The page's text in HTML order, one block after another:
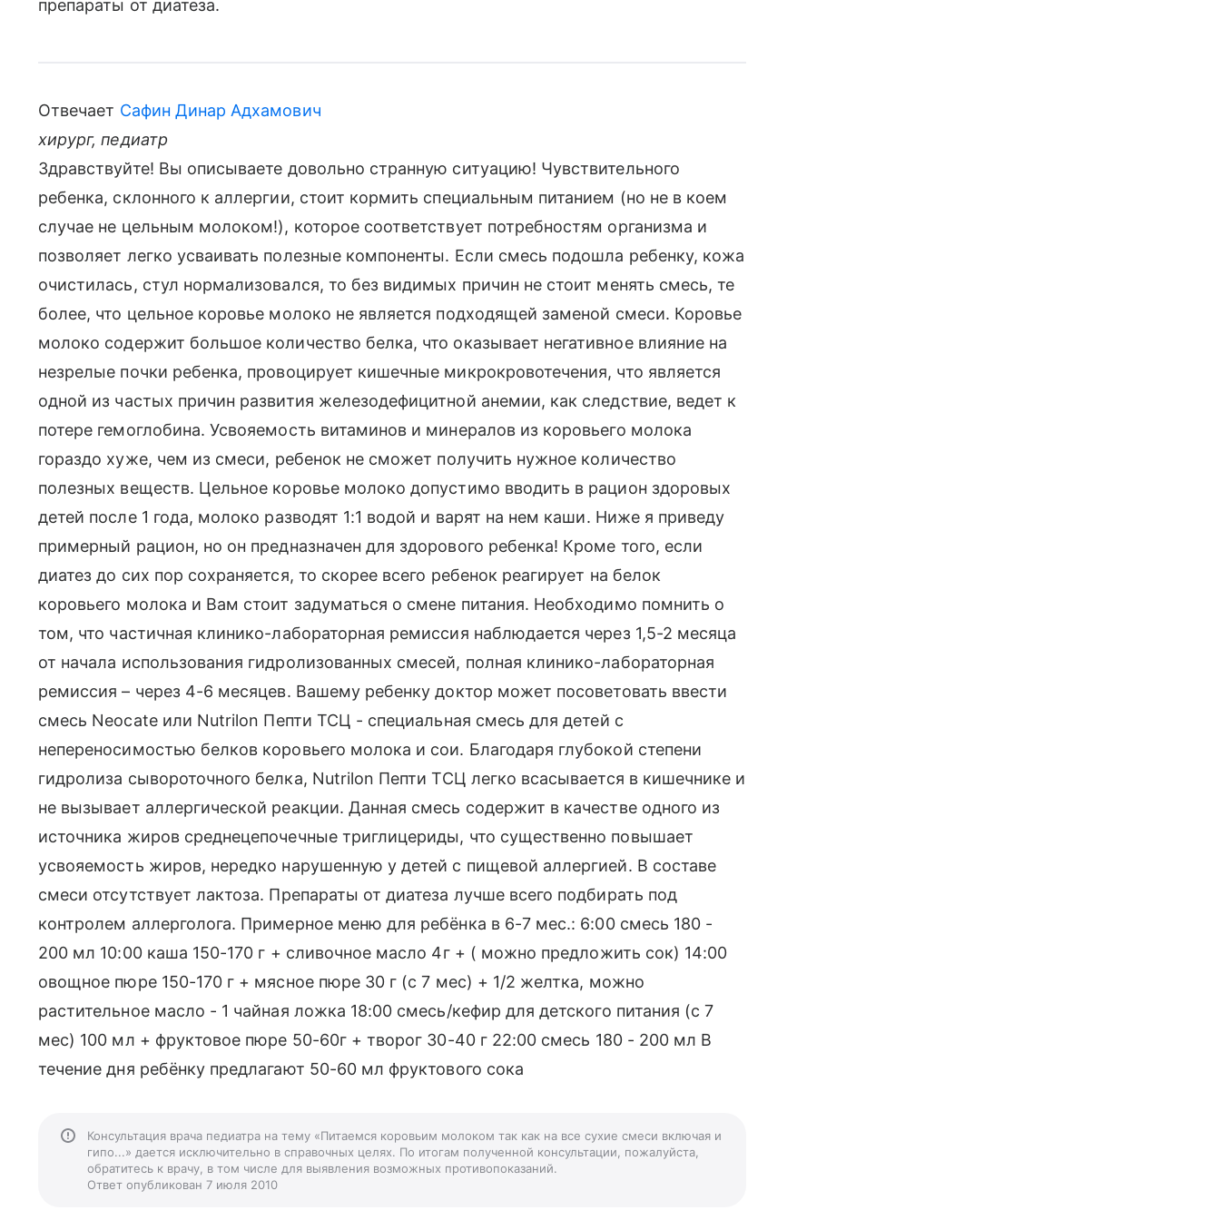
препараты от диатеза.
Отвечает Сафин Динар Адхамович
хирург, педиатр
Здравствуйте! Вы описываете довольно странную ситуацию! Чувствительного
ребенка, склонного к аллергии, стоит кормить специальным питанием (но не в коем
случае не цельным молоком!), которое соответствует потребностям организма и
позволяет легко усваивать полезные компоненты. Если смесь подошла ребенку, кожа
очистилась, стул нормализовался, то без видимых причин не стоит менять смесь, те
более, что цельное коровье молоко не является подходящей заменой смеси. Коровье
молоко содержит большое количество белка, что оказывает негативное влияние на
незрелые почки ребенка, провоцирует кишечные микрокровотечения, что является
одной из частых причин развития железодефицитной анемии, как следствие, ведет к
потере гемоглобина. Усвояемость витаминов и минералов из коровьего молока
гораздо хуже, чем из смеси, ребенок не сможет получить нужное количество
полезных веществ. Цельное коровье молоко допустимо вводить в рацион здоровых
детей после 1 года, молоко разводят 1:1 водой и варят на нем каши. Ниже я приведу
примерный рацион, но он предназначен для здорового ребенка! Кроме того, если
диатез до сих пор сохраняется, то скорее всего ребенок реагирует на белок
коровьего молока и Вам стоит задуматься о смене питания. Необходимо помнить о
том, что частичная клинико-лабораторная ремиссия наблюдается через 1,5-2 месяца
от начала использования гидролизованных смесей, полная клинико-лабораторная
ремиссия – через 4-6 месяцев. Вашему ребенку доктор может посоветовать ввести
смесь Neocate или Nutrilon Пепти ТСЦ - специальная смесь для детей с
непереносимостью белков коровьего молока и сои. Благодаря глубокой степени
гидролиза сывороточного белка, Nutrilon Пепти ТСЦ легко всасывается в кишечнике и
не вызывает аллергической реакции. Данная смесь содержит в качестве одного из
источника жиров среднецепочечные триглицериды, что существенно повышает
усвояемость жиров, нередко нарушенную у детей с пищевой аллергией. В составе
смеси отсутствует лактоза. Препараты от диатеза лучше всего подбирать под
контролем аллерголога. Примерное меню для ребёнка в 6-7 мес.: 6:00 смесь 180 -
200 мл 10:00 каша 150-170 г + сливочное масло 4г + ( можно предложить сок) 14:00
овощное пюре 150-170 г + мясное пюре 30 г (с 7 мес) + 1/2 желтка, можно
растительное масло - 1 чайная ложка 18:00 смесь/кефир для детского питания (с 7
мес) 100 мл + фруктовое пюре 50-60г + творог 30-40 г 22:00 смесь 180 - 200 мл В
течение дня ребёнку предлагают 50-60 мл фруктового сока
Консультация врача педиатра на тему «Питаемся коровьим молоком так как на все сухие смеси включая и
гипо...» дается исключительно в справочных целях. По итогам полученной консультации, пожалуйста,
обратитесь к врачу, в том числе для выявления возможных противопоказаний.
Ответ опубликован 7 июля 2010